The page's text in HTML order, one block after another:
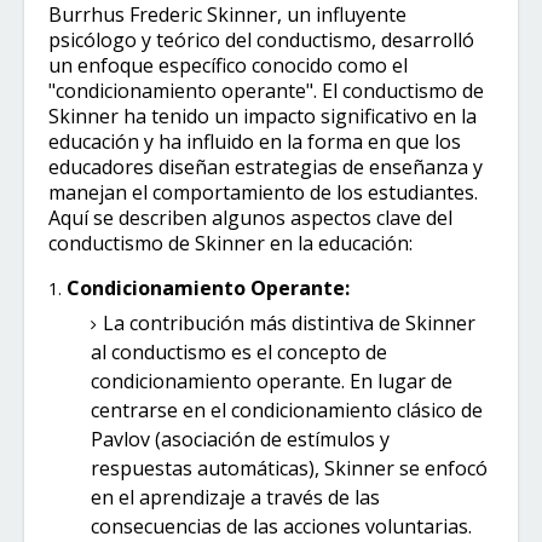
Burrhus Frederic Skinner, un influyente
psicólogo y teórico del conductismo, desarrolló
un enfoque específico conocido como el
"condicionamiento operante". El conductismo de
Skinner ha tenido un impacto significativo en la
educación y ha influido en la forma en que los
educadores diseñan estrategias de enseñanza y
manejan el comportamiento de los estudiantes.
Aquí se describen algunos aspectos clave del
conductismo de Skinner en la educación:
Condicionamiento Operante:
La contribución más distintiva de Skinner
al conductismo es el concepto de
condicionamiento operante. En lugar de
centrarse en el condicionamiento clásico de
Pavlov (asociación de estímulos y
respuestas automáticas), Skinner se enfocó
en el aprendizaje a través de las
consecuencias de las acciones voluntarias.